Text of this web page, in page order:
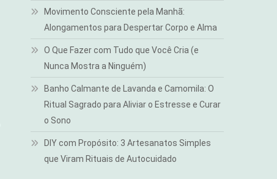
Movimento Consciente pela Manhã:
Alongamentos para Despertar Corpo e Alma
O Que Fazer com Tudo que Você Cria (e
Nunca Mostra a Ninguém)
Banho Calmante de Lavanda e Camomila: O
Ritual Sagrado para Aliviar o Estresse e Curar
o Sono
DIY com Propósito: 3 Artesanatos Simples
que Viram Rituais de Autocuidado